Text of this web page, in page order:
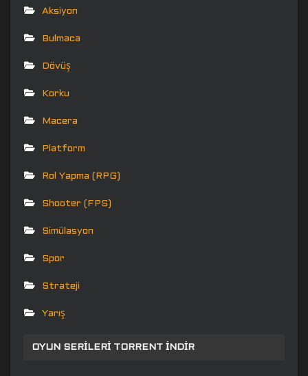
Aksiyon
Bulmaca
Dövüş
Korku
Macera
Platform
Rol Yapma (RPG)
Shooter (FPS)
Simülasyon
Spor
Strateji
Yarış
OYUN SERILERI TORRENT İNDIR